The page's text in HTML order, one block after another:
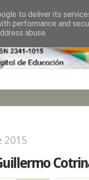
2015
to deliver its
performance and
abuse.